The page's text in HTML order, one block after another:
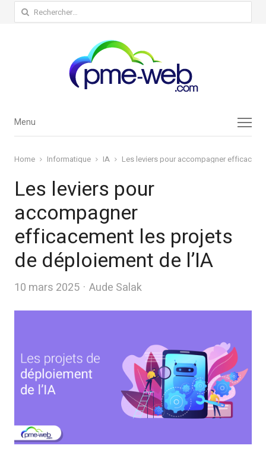
Rechercher :
Menu
Menu
Home Informatique IA Les leviers pour accompagner
Les leviers pour
accompagner
efficacement les projets
de déploiement de l’IA
10 mars 2025 Author
Aude Salak